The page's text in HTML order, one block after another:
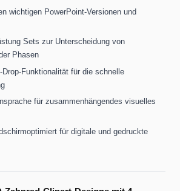
wichtigen PowerPoint-Versionen und
Sets zur Unterscheidung von
Phasen
Drop-Funktionalität für die schnelle
für zusammenhängendes visuelles
für digitale und gedruckte